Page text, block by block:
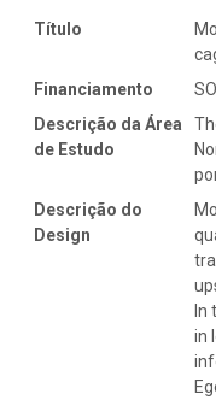
Título
Financiamento
Descrição da Área
de Estudo
Descrição do
Design
In
in